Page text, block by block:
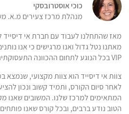
כוכי אוסטרובסקי
מנהלת מרכז צעירים מ.א.
מאתנו נטל גדול ואנו מרגישים כי אנו
VIP בכל הנוגע לתחום ההכוונה התעסוקתית.
צוות אי דיסייד הוא צוות מקצועי,
לאחר סיום הקורס, ותמיד קשוב ונכון
המתאימים למרכז שלנו. המשובים שאנו
הטוב נודע ברבים, ובכל קורס שאנו